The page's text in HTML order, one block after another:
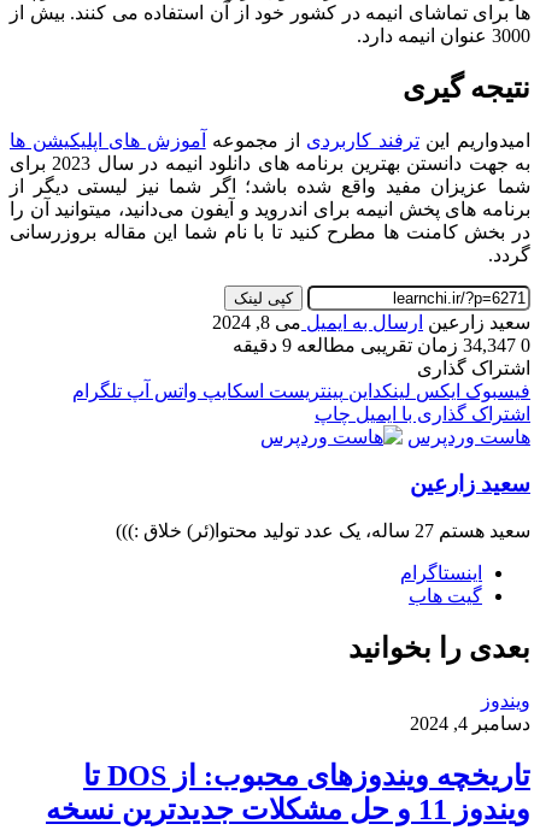
ها برای تماشای انیمه در کشور خود از آن استفاده می کنند. بیش از
3000 عنوان انیمه دارد.
نتیجه گیری
امیدواریم اینترفند کاربردی از مجموعه
آموزش های اپلیکیشن ها
به جهت دانستن بهترین برنامه های دانلود انیمه در سال 2023 برای
شما عزیزان مفید واقع شده باشد؛ اگر شما نیز لیستی دیگر از
برنامه های پخش انیمه برای اندروید و آیفون می‌دانید، میتوانید آن را
در بخش کامنت ها مطرح کنید تا با نام شما این مقاله بروزرسانی
گردد.
کپی لینک
سعید زارعین ارسال به ایمیل می 8, 2024
0
زمان تقریبی مطالعه 9 دقیقه
اشتراک گذاری
فیسبوک ایکس لینکداین پینتریست اسکایپ واتس آپ تلگرام
اشتراک گذاری با ایمیل چاپ
هاست وردپرس
سعید زارعین
سعید هستم 27 ساله، یک عدد تولید محتوا(ئر) خلاق :)))
اینستاگرام
گیت ‌هاب
بعدی را بخوانید
ویندوز
دسامبر 4, 2024
تاریخچه ویندوزهای محبوب: از DOS تا
ویندوز 11 و حل مشکلات جدیدترین نسخه